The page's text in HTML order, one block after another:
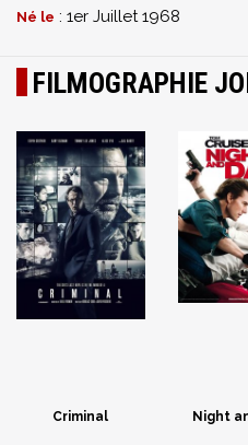
Né le : 1er Juillet 1968
FILMOGRAPHIE
Criminal Night